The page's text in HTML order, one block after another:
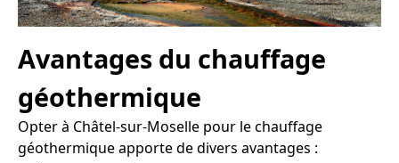
Avantages du chauffage
géothermique
Opter à Châtel-sur-Moselle pour le chauffage
géothermique apporte de divers avantages :